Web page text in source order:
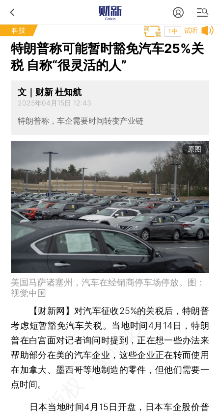
科技 试听
T中
特朗普称可能暂时豁免汽车25%关
税 自称“很灵活的人”
文｜财新 杜知航
2025年04月15日 12:43
特朗普称，车企需要时间转变产业链
原图
美国马萨诸塞州，汽车在经销商停车场停放。图：
视觉中国
【财新网】 对汽车征收25%的关税后，特朗普
考虑短暂豁免汽车关税。当地时间4月14日，特朗
普在白宫面对记者询问时提到，正在想一些办法来
帮助部分在美的汽车企业，这些企业正在转而使用
在加拿大、墨西哥等地制造的零件，但他们需要一
点时间。
日本当地时间4月15日开盘，日本车企股价普